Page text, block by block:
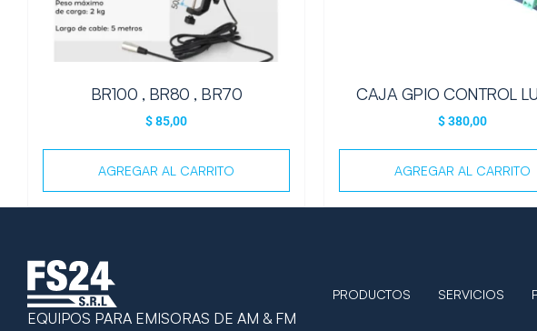
BR100 , BR80 , BR70
$85,00
AGREGAR AL CARRITO
CAJA GPIO CONTROL
$380,00
AGREGAR AL CARRITO
EQUIPOS PARA EMISORAS DE AM & FM
PRODUCTOS SERVICIOS